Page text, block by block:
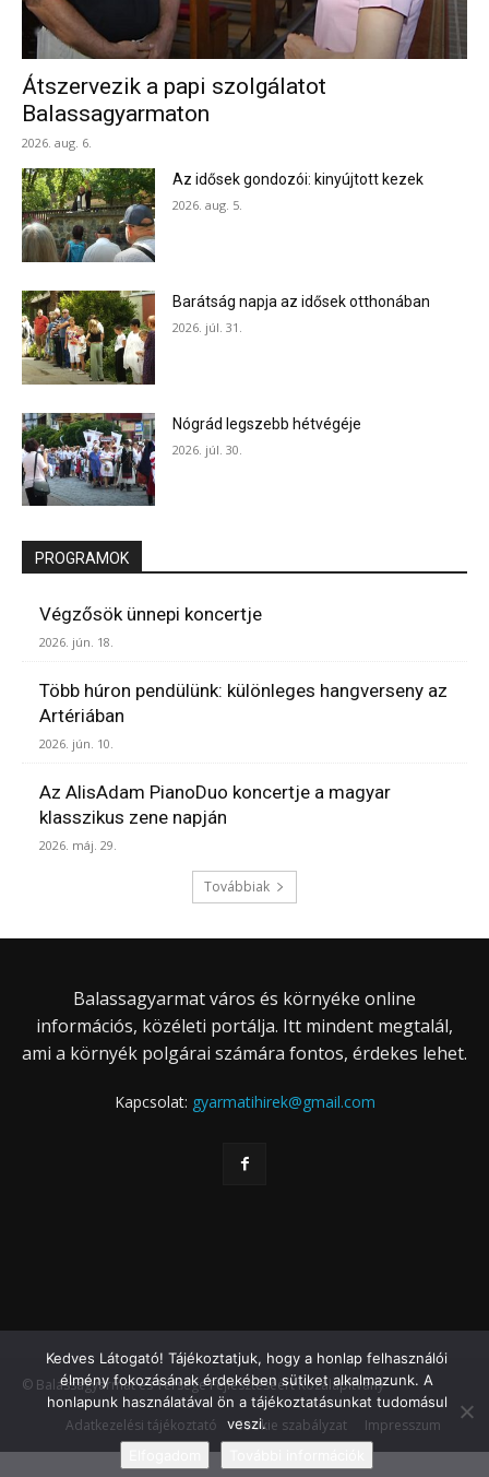
Átszervezik a papi szolgálatot
Balassagyarmaton
2026. aug. 6.
Az idősek gondozói: kinyújtott kezek
2026. aug. 5.
Barátság napja az idősek otthonában
2026. júl. 31.
Nógrád legszebb hétvégéje
2026. júl. 30.
PROGRAMOK
Végzősök ünnepi koncertje
2026. jún. 18.
Több húron pendülünk: különleges hangverseny az
Artériában
2026. jún. 10.
Az AlisAdam PianoDuo koncertje a magyar
klasszikus zene napján
2026. máj. 29.
Továbbiak
Balassagyarmat város és környéke online
információs, közéleti portálja. Itt mindent megtalál,
ami a környék polgárai számára fontos, érdekes lehet.
Kapcsolat: gyarmatihirek@gmail.com
© Balassagyarmat és Térsége Fejlesztéséért Közalapítvány
Adatkezelési tájékoztató Cookie szabályzat Impresszum
Kedves Látogató! Tájékoztatjuk, hogy a honlap felhasználói
élmény fokozásának érdekében sütiket alkalmazunk. A
honlapunk használatával ön a tájékoztatásunkat tudomásul
veszi.